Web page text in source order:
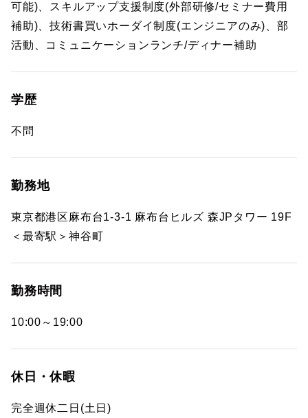
可能)、スキルアップ支援制度(外部研修/セミナー費用
補助)、技術書買いホーダイ制度(エンジニアのみ)、部
活動、コミュニケーションランチ/ディナー補助
学歴
不問
勤務地
東京都港区麻布台1-3-1 麻布台ヒルズ 森JPタワー 19F
＜最寄駅＞神谷町
勤務時間
10:00～19:00
休日・休暇
完全週休二日(土日)